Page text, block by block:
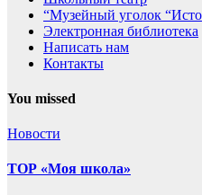
“Музейный уголок
Электронная библиотека
Написать нам
Контакты
You missed
Новости
ТОР «Моя школа»